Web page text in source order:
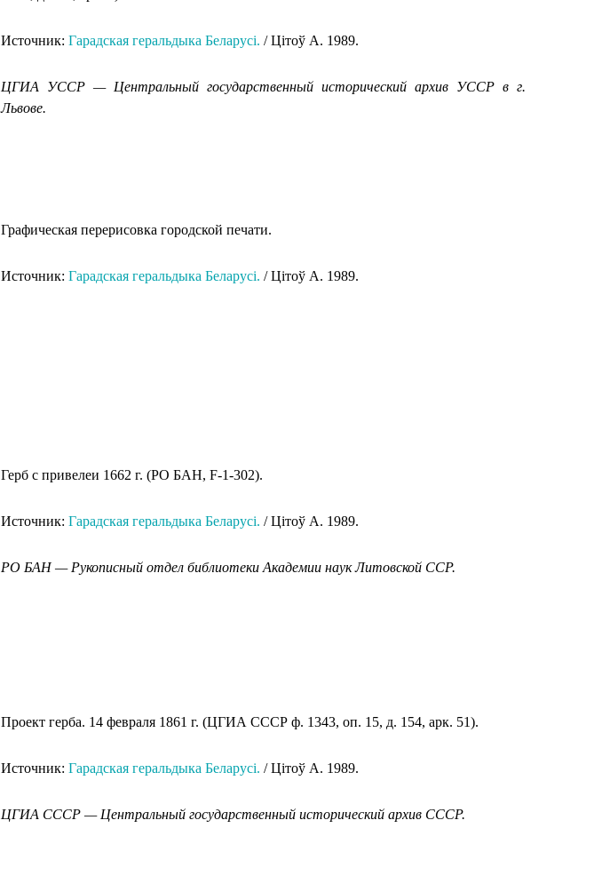
Источник:Гарадская геральдыка Беларусi. / Цiтоў А. 1989.
ЦГИА УССР — Центральный государственный исторический архив УССР в г.
Львове.
Графическая перерисовка городской печати.
Источник:Гарадская геральдыка Беларусi. / Цiтоў А. 1989.
Герб с привелеи 1662 г. (РО БАН, F-1-302).
Источник:Гарадская геральдыка Беларусi. / Цiтоў А. 1989.
РО БАН — Рукописный отдел библиотеки Академии наук Литовской ССР.
Проект герба. 14 февраля 1861 г. (ЦГИА СССР ф. 1343, оп. 15, д. 154, арк. 51).
Источник:Гарадская геральдыка Беларусi. / Цiтоў А. 1989.
ЦГИА СССР — Центральный государственный исторический архив СССР.